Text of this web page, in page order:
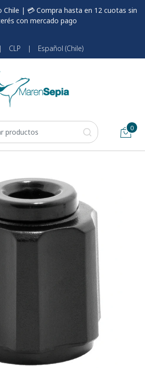
Chile | 💳 Compra hasta en 12 cuotas sin
con mercado pago
| CLP | Español (Chile)
0